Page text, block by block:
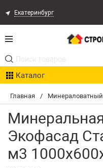
Главная / Минераловатный
Экофасад
м3
Екатеринбург
Каталог
Акции
Расчет доставки
Организациям
Опыт поставок
Статьи